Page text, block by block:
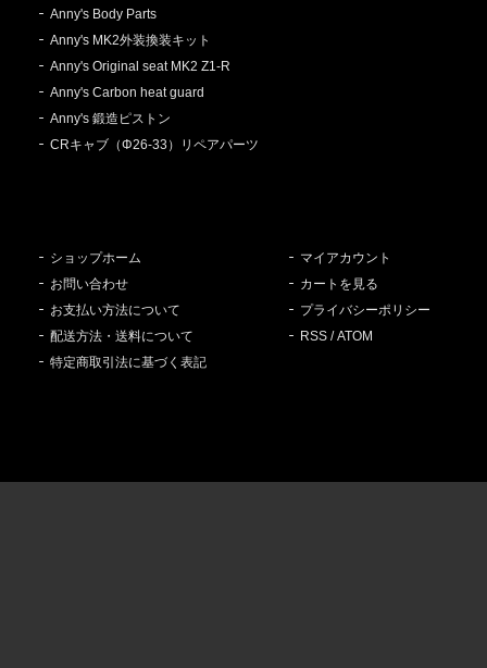
Anny's Body Parts
Anny's MK2外装換装キット
Anny's Original seat MK2 Z1-R
Anny's Carbon heat guard
Anny's 鍛造ピストン
CRキャブ（Φ26-33）リペアパーツ
ショップホーム
お問い合わせ
お支払い方法について
配送方法・送料について
特定商取引法に基づく表記
マイアカウント
カートを見る
プライバシーポリシー
RSS /ATOM